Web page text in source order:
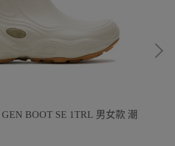
BOOT SE 1TRL 男女款 潮